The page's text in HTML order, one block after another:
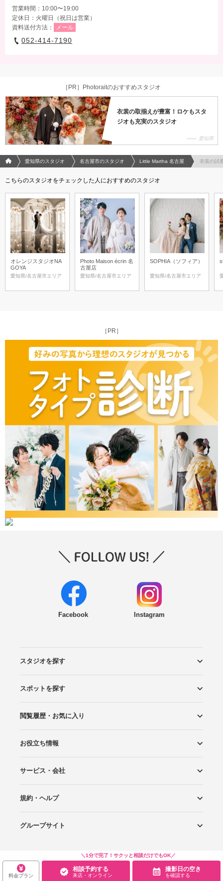
営業時間：10:00〜19:00
定休日：火曜日（祝日は営業）
資料送付方法：
メール
052-414-7190
＼1分で完了！サクッと相談だけでもOK／
料金プラン
相談予約する
来店・オンライン
撮影日の空き
を確認する
［PR］Photoraitのおすすめスタジオ
衣裳の取揃えが豊富！ロケもスタ
ジオも充実のスタジオ
愛知県
フォトウエディング/結婚写真のPhotorait ホーム
愛知県のスタジオ 名古屋市のスタジオ Little Martha 名古屋 衣装の試
こちらのスタジオをチェックした人におすすめのスタジオ
オレンジスタジオNA
GOYA
愛知県/名古屋市エリア
Photo Maison écrin 名
古屋店
愛知県/名古屋市エリア
SOPHIA（ソフィア）
愛知県/名古屋市エリア
［PR］
Facebook Instagram
スタジオを探す
エリアから探す
こだわりから探す
NEW PHOTO STYLE
プランから探す
フォトタイプ診断
フォトグラファーから探す
国内リゾートから探す
スポットを探す
ロケーションから探す
スタジオから探す
閲覧履歴・お気に入り
閲覧スタジオ
お気に入り
お役立ち情報
Wedding Photo マガジン
はじめてガイド
サービス・会社
Photoraitとは
スタジオの掲載について
お問い合わせ
運営会社
サイトマップ
規約・ヘルプ
プライバシーポリシー
利用規約
ヘルプ
グループサイト
Wedding Park 海外
Copyright©WEDDING PARK CO.,LTD.